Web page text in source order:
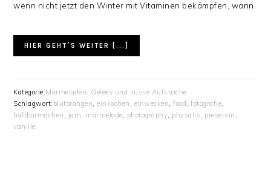
wenn nicht jetzt den Winter mit Vitaminen bekämpfen, wann
HIER GEHT´S WEITER [...]
Kategorie:Marmeladen, Gelees und süsse Aufstriche
Schlagwort: blutorangen,einkochen , einwecken,food ,fotografie,
haltbarmachen , jam, marmelade, photography, physalis, preservin ,
vanille